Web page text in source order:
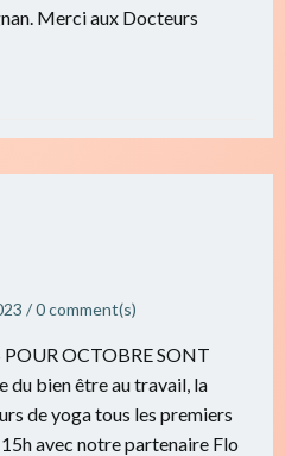
Merci aux Docteurs
/0comment(s)
OCTOBRE SONT
du bien être au travail, la
de yoga tous les premiers
avec notre partenaire Flo